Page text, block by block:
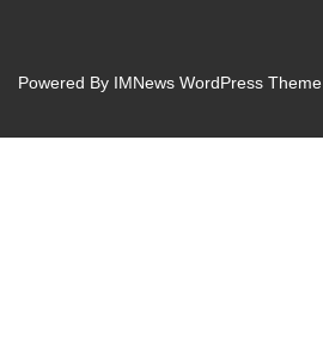
Powered By IMNews WordPress Theme